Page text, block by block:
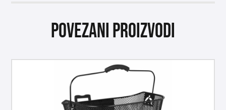
Povezani proizvodi